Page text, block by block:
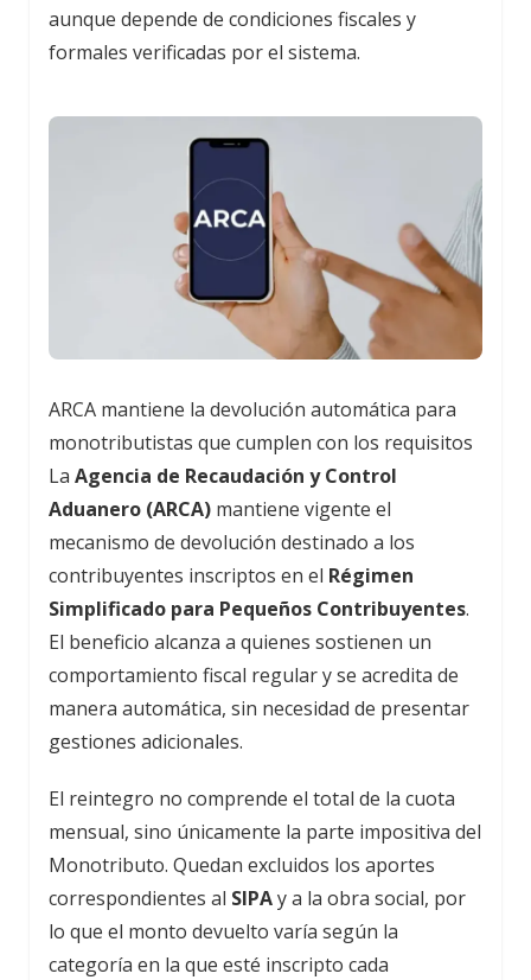
aunque depende de condiciones fiscales y
formales verificadas por el sistema.
ARCA mantiene la devolución automática para
monotributistas que cumplen con los requisitos
La Agencia de Recaudación y Control
Aduanero (ARCA) mantiene vigente el
mecanismo de devolución destinado a los
contribuyentes inscriptos en el Régimen
Simplificado para Pequeños Contribuyentes.
El beneficio alcanza a quienes sostienen un
comportamiento fiscal regular y se acredita de
manera automática, sin necesidad de presentar
gestiones adicionales.
El reintegro no comprende el total de la cuota
mensual, sino únicamente la parte impositiva del
Monotributo. Quedan excluidos los aportes
correspondientes al SIPAy a la obra social, por
lo que el monto devuelto varía según la
categoría en la que esté inscripto cada